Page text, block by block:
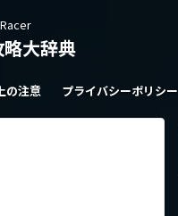
大辞典
の注意 プライバシーポリシー